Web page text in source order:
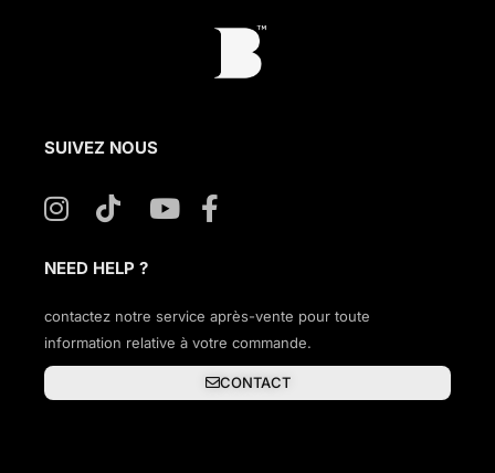
SUIVEZ NOUS
NEED HELP ?
contactez notre service après-vente pour toute
information relative à votre commande.
CONTACT